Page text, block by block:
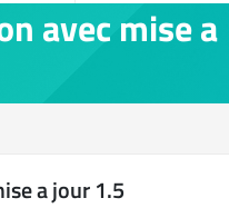
avec mise a
a jour 1.5